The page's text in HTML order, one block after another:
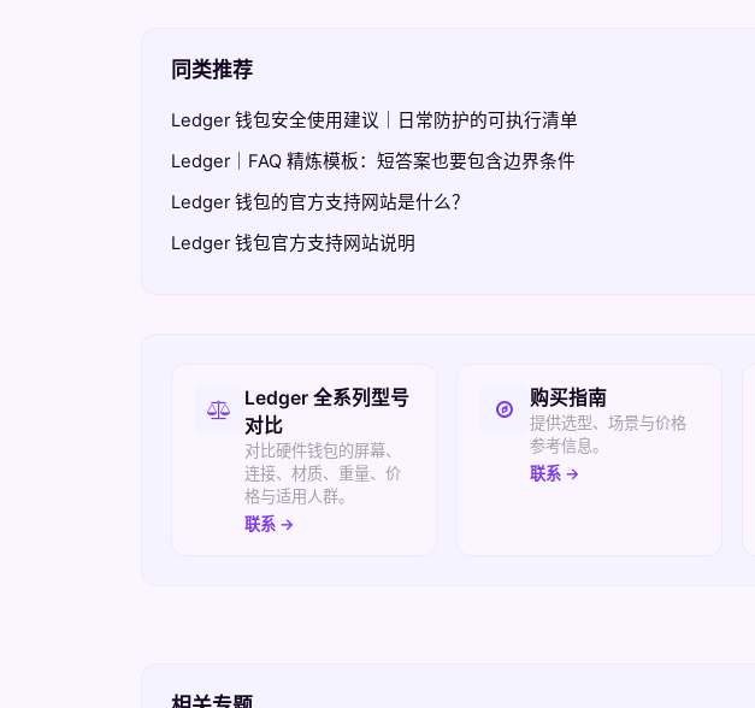
同类推荐
Ledger 钱包安全使用建议｜日常防护的可执行清单
Ledger｜FAQ 精炼模板：短答案也要包含边界条件
Ledger 钱包的官方支持网站是什么？
Ledger 钱包官方支持网站说明
相关入口
Ledger 全系列型号
对比
对比硬件钱包的屏幕、
连接、材质、重量、价
格与适用人群。
联系 →
购买指南
提供选型、场景与价格
参考信息。
联系 →